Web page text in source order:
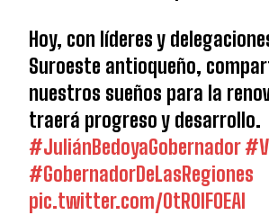
Hoy, con líderes y
Suroeste antioqueño,
nuestros sueños para la
traerá progreso y desarrollo.
#JuliánBedoyaGobernador
#GobernadorDeLasRegiones
pic.twitter.com/0tR0IFOEAI